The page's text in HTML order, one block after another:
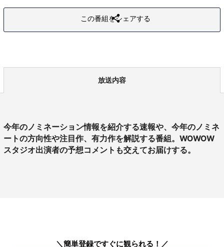
この番組をシェアする
放送内容
今年のノミネーション情報を紹介する速報や、今年のノミネ
ートの方向性や注目作、有力作を解説する番組。WOWOW
スタジオ出演者の予想コメントも交えてお届けする。
＼簡単登録ですぐに観られる！／